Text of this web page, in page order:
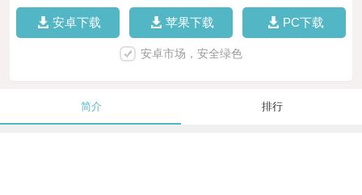
安卓下载 苹果下载 PC下载
安卓市场，安全绿色
简介 排行